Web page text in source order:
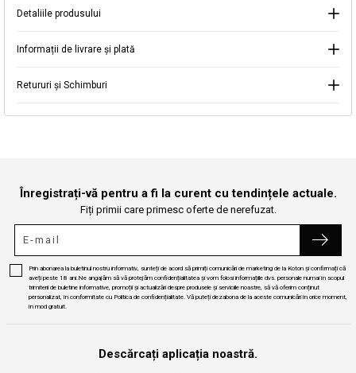
Detaliile produsului
Informații de livrare și plată
Retururi și Schimburi
Înregistrați-vă pentru a fi la curent cu tendințele actuale.
Fiți primii care primesc oferte de nerefuzat.
Prin abonarea la buletinul nostru informativ, sunteți de acord să primiți comunicări de marketing de la Koton și confirmați că
aveți peste 18 ani.Ne angajăm să vă protejăm confidențialitatea și vom folosi informațiile dvs. personale numai în scopul
trimiterii de buletine informative, promoții și actualizări despre produsele și serviciile noastre, să vă oferim conținut
personalizat, în conformitate cu Politica de confidențialitate. Vă puteți dezabona de la aceste comunicări în orice moment,
în mod gratuit.
Descărcați aplicația noastră.
Selectați Judet